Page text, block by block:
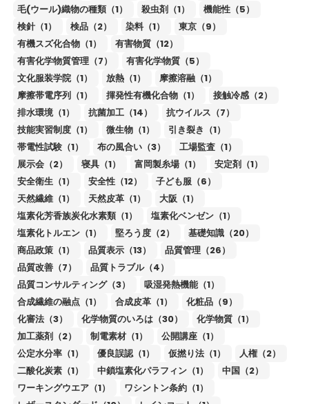
毛(ウール)織物の種類（1）
殺虫剤（1）
機能性（5）
検針（1）
検品（2） 染料（1）
東京（9）
有機スズ化合物（1）
有害物質（12）
有害化学物質管理（7）
有害化学物質（5）
文化服装学院（1）
放熱（1）
摩擦溶融（1）
摩擦帯電序列（1）
揮発性有機化合物（1）
接触冷感（2）
排水環境（1）
抗菌加工（14）
抗ウイルス（7）
技能実習制度（1）
微生物（1）
引き裂き（1）
帯電性試験（1）
布の風合い（3）
工場監査（1）
展示会（2）
寝具（1） 富岡製糸場（1）
安定剤（1）
安全衛生（1）
安全性（12）
子ども服（6）
天然繊維（1）
天然皮革（1）
大阪（1）
塩素化芳香族炭化水素類（1）
塩素化ベンゼン（1）
塩素化トルエン（1）
堅ろう度（2）
基礎知識（20）
商品政策（1）
品質表示（13）
品質管理（26）
品質改善（7）
品質トラブル（4）
品質コンサルティング（3）
吸湿発熱機能（1）
合成繊維の融点（1）
合成皮革（1）
化粧品（9）
化審法（3）
化学物質のいろは（30）
化学物質（1）
加工薬剤（2）
制電素材（1）
公開講座（1）
公定水分率（1）
優良誤認（1） 仮撚り法（1）
人権（2）
二酸化炭素（1）
中鎖塩素化パラフィン（1）
中国（2）
ワーキングウエア（1）
ワシントン条約（1）